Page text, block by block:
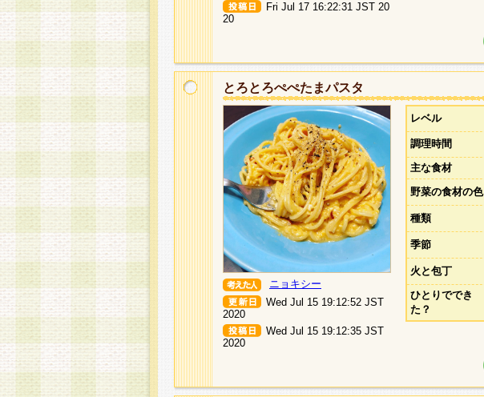
Fri Jul 17 16:22:31 JST 20
20
とろとろぺぺたまパスタ
ニョキシー
Wed Jul 15 19:12:52 JST
2020
Wed Jul 15 19:12:35 JST
2020
レベル
調理時間
主な食材
野菜の食材の色
種類
季節
火と包丁
ひとりででき
た？